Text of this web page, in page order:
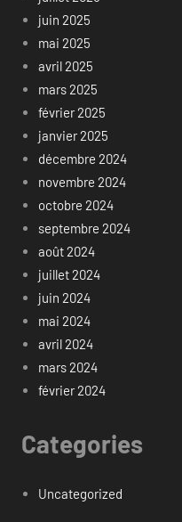
juin 2025
mai 2025
avril 2025
mars 2025
février 2025
janvier 2025
décembre 2024
novembre 2024
octobre 2024
septembre 2024
août 2024
juillet 2024
juin 2024
mai 2024
avril 2024
mars 2024
février 2024
Categories
Uncategorized